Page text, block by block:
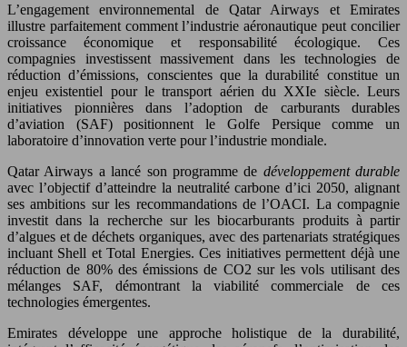
L’engagement environnemental de Qatar Airways et Emirates
illustre parfaitement comment l’industrie aéronautique peut concilier
croissance économique et responsabilité écologique. Ces
compagnies investissent massivement dans les technologies de
réduction d’émissions, conscientes que la durabilité constitue un
enjeu existentiel pour le transport aérien du XXIe siècle. Leurs
initiatives pionnières dans l’adoption de carburants durables
d’aviation (SAF) positionnent le Golfe Persique comme un
laboratoire d’innovation verte pour l’industrie mondiale.
Qatar Airways a lancé son programme de développement durable
avec l’objectif d’atteindre la neutralité carbone d’ici 2050, alignant
ses ambitions sur les recommandations de l’OACI. La compagnie
investit dans la recherche sur les biocarburants produits à partir
d’algues et de déchets organiques, avec des partenariats stratégiques
incluant Shell et Total Energies. Ces initiatives permettent déjà une
réduction de 80% des émissions de CO2 sur les vols utilisant des
mélanges SAF, démontrant la viabilité commerciale de ces
technologies émergentes.
Emirates développe une approche holistique de la durabilité,